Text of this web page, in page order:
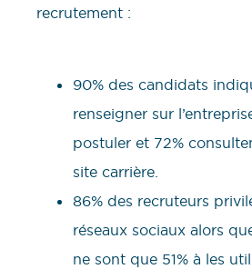
recrutement :
90% des candidats
renseigner sur
postuler et 72%
site carrière.
86% des recruteurs
réseaux sociaux alors
ne sont que 51% à les